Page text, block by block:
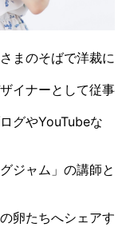
まのそばで洋裁に
イナーとして従事
グやYouTubeな
ジャム」の講師と
卵たちへシェアす